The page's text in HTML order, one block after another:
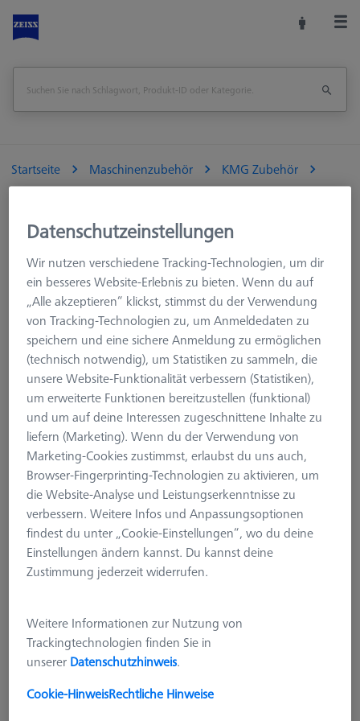
Startseite Maschinenzubehör
KMG Zubehör
Aufspannmittel
Seite drucken
Übersicht
STANDARD BACKENFUTTER
OmniFix Dreibacken-
Kranzspannfutter ultraflach Ø55
Datenschutzeinstellungen
Wir nutzen verschiedene Tracking-Technologien, um dir
ein besseres Website-Erlebnis zu bieten. Wenn du auf
„Alle akzeptieren“ klickst, stimmst du der Verwendung
von Tracking-Technologien zu, um Anmeldedaten zu
speichern und eine sichere Anmeldung zu ermöglichen
(technisch notwendig), um Statistiken zu sammeln, die
unsere Website-Funktionalität verbessern (Statistiken),
um erweiterte Funktionen bereitzustellen (funktional)
und um auf deine Interessen zugeschnittene Inhalte zu
liefern (Marketing). Wenn du der Verwendung von
Marketing-Cookies zustimmst, erlaubst du uns auch,
Browser-Fingerprinting-Technologien zu aktivieren, um
die Website-Analyse und Leistungserkenntnisse zu
verbessern. Weitere Infos und Anpassungsoptionen
findest du unter „Cookie-Einstellungen“, wo du deine
Einstellungen ändern kannst. Du kannst deine
Zustimmung jederzeit widerrufen.
Weitere Informationen zur Nutzung von
Trackingtechnologien finden Sie in
unserer Datenschutzhinweis.
Cookie-HinweisRechtliche Hinweise